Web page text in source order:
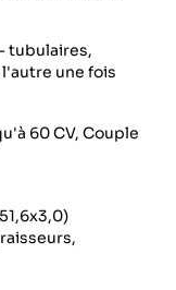
tubulaires,
une fois
60 CV, Couple